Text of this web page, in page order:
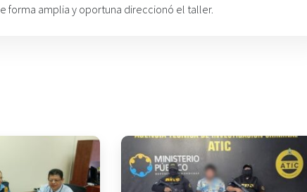
forma amplia y oportuna direccionó el taller.